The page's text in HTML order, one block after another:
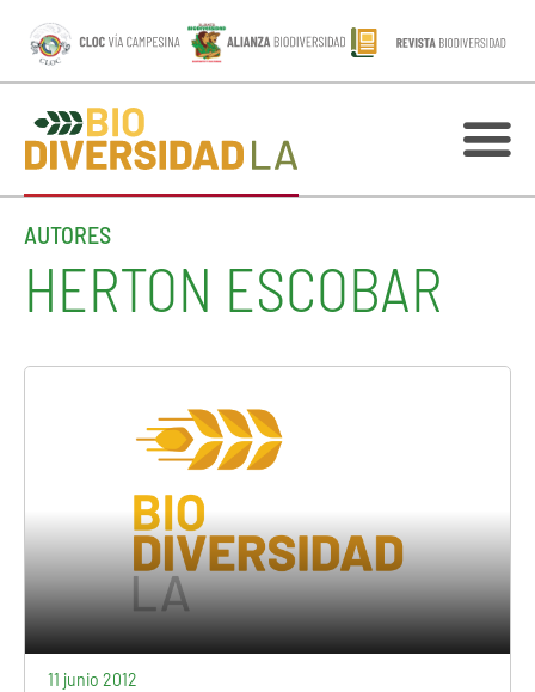
AUTORES
HERTON ESCOBAR
11 junio 2012